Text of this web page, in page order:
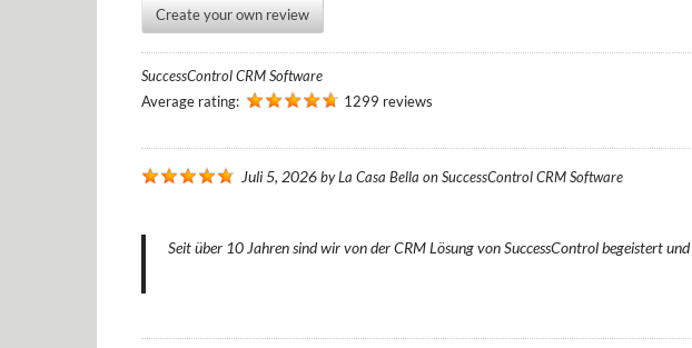
Create your own review
SuccessControl CRM Software
Average rating:
1299 reviews
Juli 5, 2026byLa Casa Bella onSuccessControl CRM Software
Seit über 10 Jahren sind wir von der CRM Lösung von SuccessControl begeistert